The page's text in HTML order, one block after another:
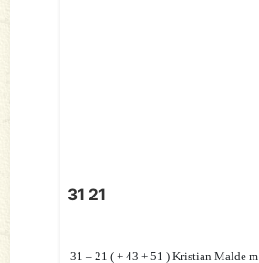
31 21
31 – 21 ( + 43 + 51 ) Kristian Malde m